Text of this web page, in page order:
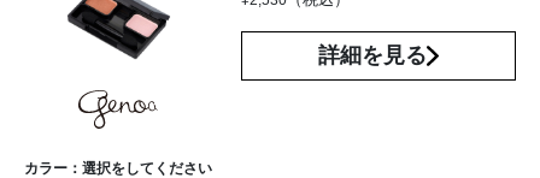
詳細を見る
カラー： 選択をしてください